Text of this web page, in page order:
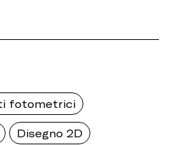
fotometrici
Disegno 2D